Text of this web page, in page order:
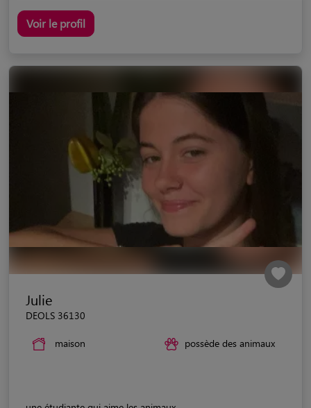
Voir le profil
Julie
DEOLS 36130
maison possède des animaux